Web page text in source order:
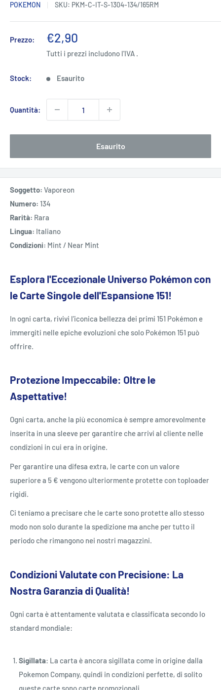
POKEMON SKU: PKM-C-IT-S-1304-134/165RM
Prezzo:
Prezzo
scontato
€2,90
Tutti i prezzi includono l'IVA .
Stock: Esaurito
Quantità:
Esaurito
Soggetto: Vaporeon
Numero: 134
Rarità: Rara
Lingua: Italiano
Condizioni: Mint / Near Mint
Esplora l'Eccezionale Universo Pokémon con
le Carte Singole dell'Espansione 151!
In ogni carta, rivivi l'iconica bellezza dei primi 151 Pokémon e
immergiti nelle epiche evoluzioni che solo Pokémon 151 può
offrire.
Protezione Impeccabile: Oltre le
Aspettative!
Ogni carta, anche la più economica è sempre amorevolmente
inserita in una sleeve per garantire che arrivi al cliente nelle
condizioni in cui era in origine.
Per garantire una difesa extra, le carte con un valore
superiore a 5 € vengono ulteriormente protette con toploader
rigidi.
Ci teniamo a precisare che le carte sono protette allo stesso
modo non solo durante la spedizione ma anche per tutto il
periodo che rimangono nei nostri magazzini.
Condizioni Valutate con Precisione: La
Nostra Garanzia di Qualità!
Ogni carta è attentamente valutata e classificata secondo lo
standard mondiale:
Sigillata: La carta è ancora sigillata come in origine dalla
Pokemon Company, quindi in condizioni perfette, di solito
queste carte sono carte promozionali.